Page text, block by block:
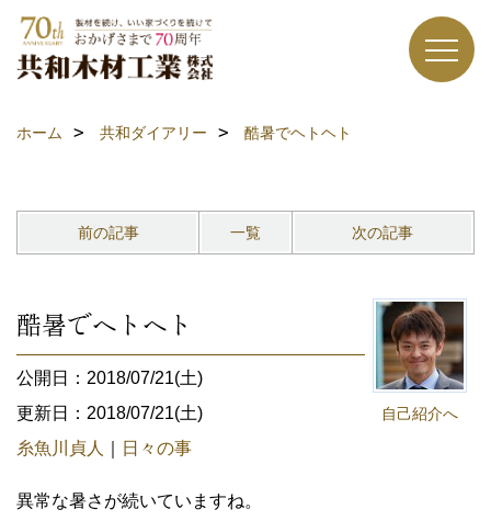
ホーム 共和ダイアリー 酷暑でヘトヘト
前の記事 一覧 次の記事
自己紹介へ
酷暑でヘトヘト
公開日：2018/07/21(土)
更新日：2018/07/21(土)
糸魚川貞人
日々の事
異常な暑さが続いていますね。